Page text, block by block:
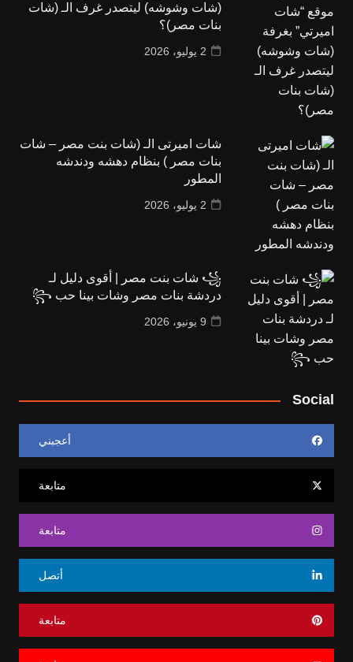
(شات وشوشه) ليتصدر غرف الـ (شات
بنات مصر)؟
2 يوليو، 2026
شات اميرتى الـ (شات بنت مصر – شات
بنات مصر ) بنظام دهشه ودندشه
المطور
2 يوليو، 2026
꧁ شات بنت مصر | أقوى دليل لـ
دردشة بنات مصر وشات بينا حب ꧂
9 يونيو، 2026
Social
أعجبني
متابعة
متابعة
أتصل
متابعة